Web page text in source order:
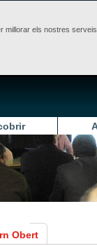
millorar els nostres
Obert